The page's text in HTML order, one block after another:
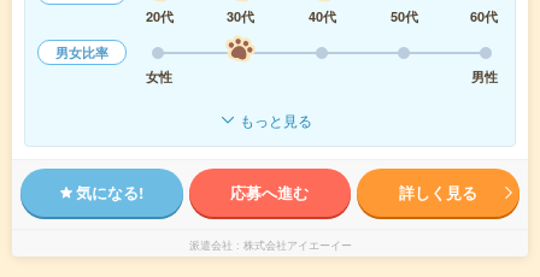
20代
30代 40代 50代
60代
男女比率
女性
男性
もっと見る
気になる! 応募へ進む 詳しく見る
派遣会社 株式会社アイエーイー